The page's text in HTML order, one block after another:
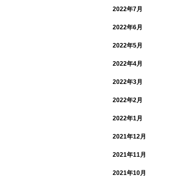
2022年7月
2022年6月
2022年5月
2022年4月
2022年3月
2022年2月
2022年1月
2021年12月
2021年11月
2021年10月